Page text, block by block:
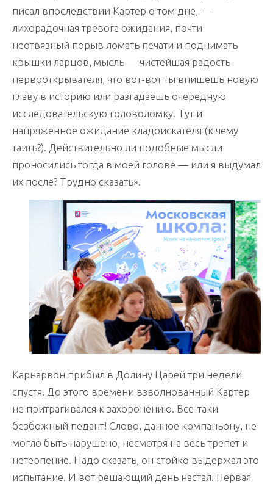
писал впоследствии Картер о том дне, —
лихорадочная тревога ожидания, почти
неотвязный порыв ломать печати и поднимать
крышки ларцов, мысль — чистейшая радость
первооткрывателя, что вот-вот ты впишешь новую
главу в историю или разгадаешь очередную
исследовательскую головоломку. Тут и
напряженное ожидание кладоискателя (к чему
таить?). Действительно ли подобные мысли
проносились тогда в моей голове — или я выдумал
их после? Трудно сказать».
Карнарвон прибыл в Долину Царей три недели
спустя. До этого времени взволнованный Картер
не притрагивался к захоронению. Все-таки
безбожный педант! Слово, данное компаньону, не
могло быть нарушено, несмотря на весь трепет и
нетерпение. Надо сказать, он стойко выдержал это
испытание. И вот решающий день настал. Первая